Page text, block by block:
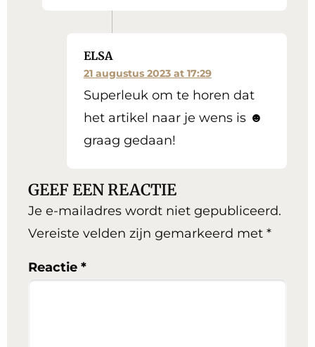
ELSA
21 augustus 2023 at 17:29
Superleuk om te horen dat
het artikel naar je wens is ☻
graag gedaan!
GEEF EEN REACTIE
Je e-mailadres wordt niet gepubliceerd.
Vereiste velden zijn gemarkeerd met *
Reactie *